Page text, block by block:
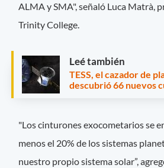
ALMA y SMA", señaló Luca Matrà,
Trinity College.
Leé también
TESS, el cazador de
descubrió 66 nuevos
"Los cinturones exocometarios se
menos el 20% de los sistemas
nuestro propio sistema solar”,